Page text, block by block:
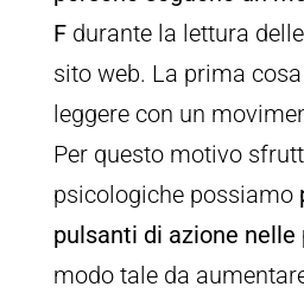
Fdurante la lettura
sito web. La prima
leggere con un
Per questo motivo
psicologiche possiamo
pulsanti di azione nelle
modo tale da